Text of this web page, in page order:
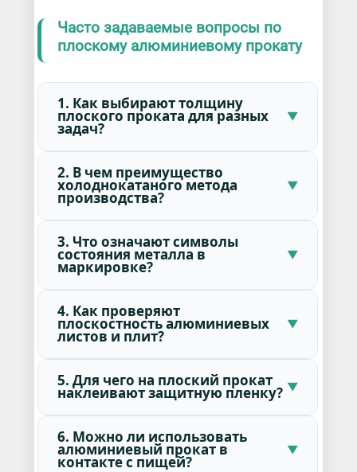
Часто задаваемые вопросы по
плоскому алюминиевому прокату
1. Как выбирают толщину
плоского проката для разных
задач?
2. В чем преимущество
холоднокатаного метода
производства?
3. Что означают символы
состояния металла в
маркировке?
4. Как проверяют
плоскостность алюминиевых
листов и плит?
5. Для чего на плоский прокат
наклеивают защитную пленку?
6. Можно ли использовать
алюминиевый прокат в
контакте с пищей?